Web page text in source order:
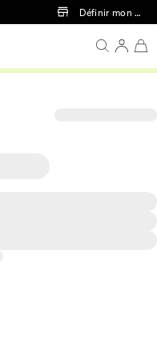
au contenu principal
Définir mon